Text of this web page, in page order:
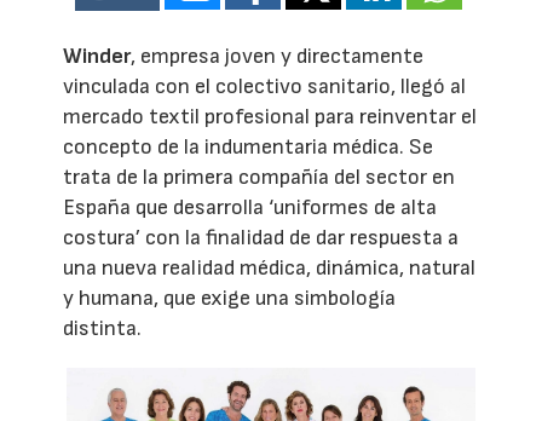
Winder, empresa joven y directamente
vinculada con el colectivo sanitario, llegó al
mercado textil profesional para reinventar el
concepto de la indumentaria médica. Se
trata de la primera compañía del sector en
España que desarrolla ‘uniformes de alta
costura’ con la finalidad de dar respuesta a
una nueva realidad médica, dinámica, natural
y humana, que exige una simbología
distinta.